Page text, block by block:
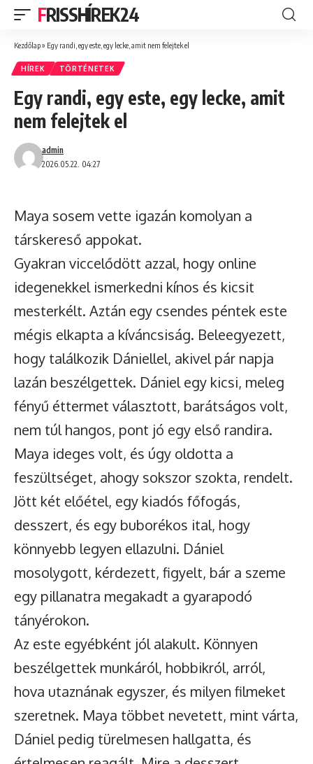
FRISSHÍREK24
Kezdőlap» Egy randi, egy este, egy lecke, amit nem felejtek el
HÍREK TÖRTÉNETEK
Egy randi, egy este, egy lecke, amit
nem felejtek el
2026.05.22. 04:27
admin
Maya sosem vette igazán komolyan a
társkereső appokat.
Gyakran viccelődött azzal, hogy online
idegenekkel ismerkedni kínos és kicsit
mesterkélt. Aztán egy csendes péntek este
mégis elkapta a kíváncsiság. Beleegyezett,
hogy találkozik Dániellel, akivel pár napja
lazán beszélgettek. Dániel egy kicsi, meleg
fényű éttermet választott, barátságos volt,
nem túl hangos, pont jó egy első randira.
Maya ideges volt, és úgy oldotta a
feszültséget, ahogy sokszor szokta, rendelt.
Jött két előétel, egy kiadós főfogás,
desszert, és egy buborékos ital, hogy
könnyebb legyen ellazulni. Dániel
mosolygott, kérdezett, figyelt, bár a szeme
egy pillanatra megakadt a gyarapodó
tányérokon.
Az este egyébként jól alakult. Könnyen
beszélgettek munkáról, hobbikról, arról,
hova utaznának egyszer, és milyen filmeket
szeretnek. Maya többet nevetett, mint várta,
Dániel pedig türelmesen hallgatta, és